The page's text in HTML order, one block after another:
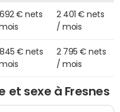
€ nets
2 401 € nets
/ mois
€ nets
2 795 € nets
/ mois
et sexe à Fresnes